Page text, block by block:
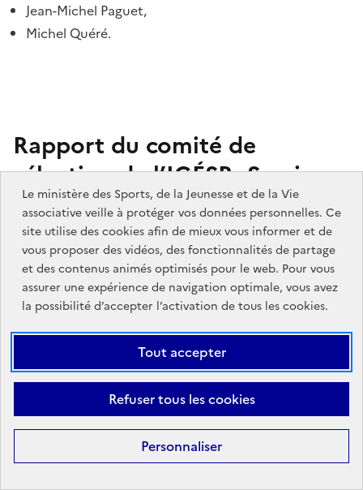
Jean-Michel Paguet,
Michel Quéré.
Rapport du comité de
sélection de l’IGÉSR. Session
de novembre 2024, n° 23-25-
123A, décembre 2024
Rapport du comité de sélection de l’IGÉSR. Session
de novembre 2024, n° 23-25-123A, décembre 2024
Le contenu du rapport
Dans le cadre de la réforme de l’encadrement
supérieur, le recrutement d’inspecteurs généraux
donne lieu à des modalités renouvelées d’examen des
candidatures, avec notamment l’introduction de
Le ministère des Sports, de la Jeunesse et de la Vie
associative veille à protéger vos données personnelles. Ce
site utilise des cookies afin de mieux vous informer et de
vous proposer des vidéos, des fonctionnalités de partage
et des contenus animés optimisés pour le web. Pour vous
assurer une expérience de navigation optimale, vous avez
la possibilité d’accepter l’activation de tous les cookies.
Tout accepter
Refuser tous les cookies
Personnaliser